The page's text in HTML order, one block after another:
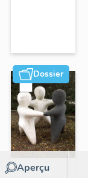
Dossier
Aperçu